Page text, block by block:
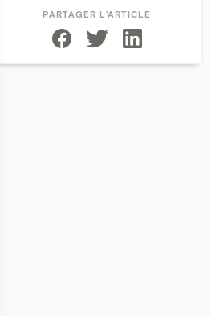
PARTAGER L’ARTICLE